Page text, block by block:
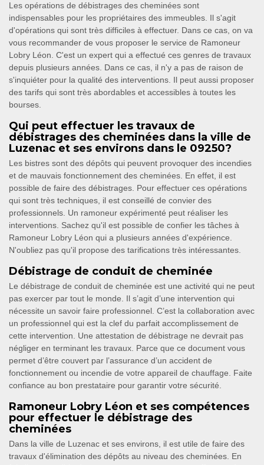
Les opérations de débistrages des cheminées sont
indispensables pour les propriétaires des immeubles. Il s'agit
d'opérations qui sont très difficiles à effectuer. Dans ce cas, on va
vous recommander de vous proposer le service de Ramoneur
Lobry Léon. C'est un expert qui a effectué ces genres de travaux
depuis plusieurs années. Dans ce cas, il n'y a pas de raison de
s'inquiéter pour la qualité des interventions. Il peut aussi proposer
des tarifs qui sont très abordables et accessibles à toutes les
bourses.
Qui peut effectuer les travaux de
débistrages des cheminées dans la ville de
Luzenac et ses environs dans le 09250?
Les bistres sont des dépôts qui peuvent provoquer des incendies
et de mauvais fonctionnement des cheminées. En effet, il est
possible de faire des débistrages. Pour effectuer ces opérations
qui sont très techniques, il est conseillé de convier des
professionnels. Un ramoneur expérimenté peut réaliser les
interventions. Sachez qu'il est possible de confier les tâches à
Ramoneur Lobry Léon qui a plusieurs années d'expérience.
N'oubliez pas qu'il propose des tarifications très intéressantes.
Débistrage de conduit de cheminée
Le débistrage de conduit de cheminée est une activité qui ne peut
pas exercer par tout le monde. Il s’agit d’une intervention qui
nécessite un savoir faire professionnel. C’est la collaboration avec
un professionnel qui est la clef du parfait accomplissement de
cette intervention. Une attestation de débistrage ne devrait pas
négliger en terminant les travaux. Parce que ce document vous
permet d’être couvert par l’assurance d’un accident de
fonctionnement ou incendie de votre appareil de chauffage. Faite
confiance au bon prestataire pour garantir votre sécurité.
Ramoneur Lobry Léon et ses compétences
pour effectuer le débistrage des
cheminées
Dans la ville de Luzenac et ses environs, il est utile de faire des
travaux d'élimination des dépôts au niveau des cheminées. En